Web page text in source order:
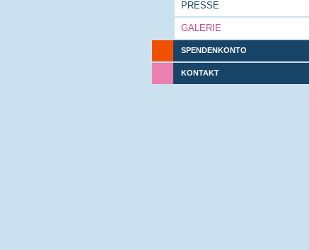
PRESSE
GALERIE
SPENDENKONTO
KONTAKT